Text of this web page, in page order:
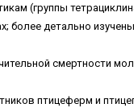
(группы
более детально
смертности
птицеферм и